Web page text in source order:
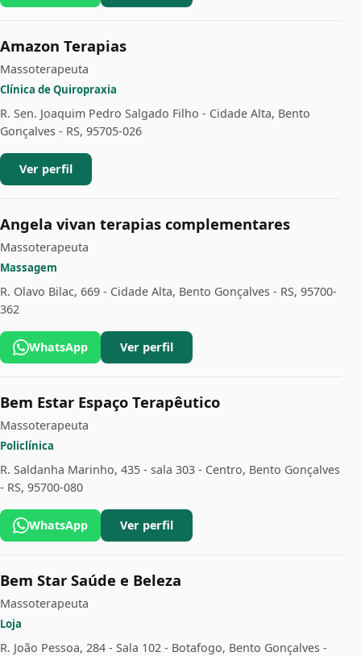
Amazon Terapias
Massoterapeuta
Clínica de Quiropraxia
R. Sen. Joaquim Pedro Salgado Filho - Cidade Alta, Bento
Gonçalves - RS, 95705-026
Ver perfil
Angela vivan terapias complementares
Massoterapeuta
Massagem
R. Olavo Bilac, 669 - Cidade Alta, Bento Gonçalves - RS, 95700-
362
WhatsApp Ver perfil
Bem Estar Espaço Terapêutico
Massoterapeuta
Policlínica
R. Saldanha Marinho, 435 - sala 303 - Centro, Bento Gonçalves
- RS, 95700-080
WhatsApp Ver perfil
Bem Star Saúde e Beleza
Massoterapeuta
Loja
R. João Pessoa, 284 - Sala 102 - Botafogo, Bento Gonçalves -